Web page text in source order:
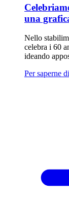
una
Nello
celebra i 60
ideando
Per saperne